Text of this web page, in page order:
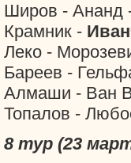
Широв - Ананд
Крамник -
Леко -
Бареев -
Алмаши - Ван
Топалов -
8 тур (23